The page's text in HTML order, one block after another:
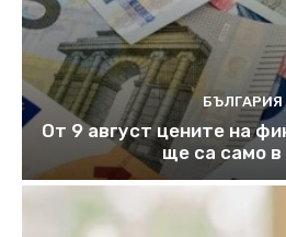
БЪЛГАРИЯ
От 9 август цените на
ще са само в